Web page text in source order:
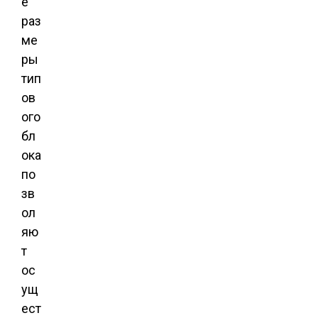
раз
ме
ры
тип
ов
ого
бл
ока
по
зв
ол
яю
т
ос
ущ
ест